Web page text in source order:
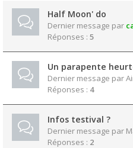
Half Moon' do
Dernier message par
Réponses : 5
Un parapente
Dernier message par
Réponses : 4
Infos testival ?
Dernier message par
Réponses : 2